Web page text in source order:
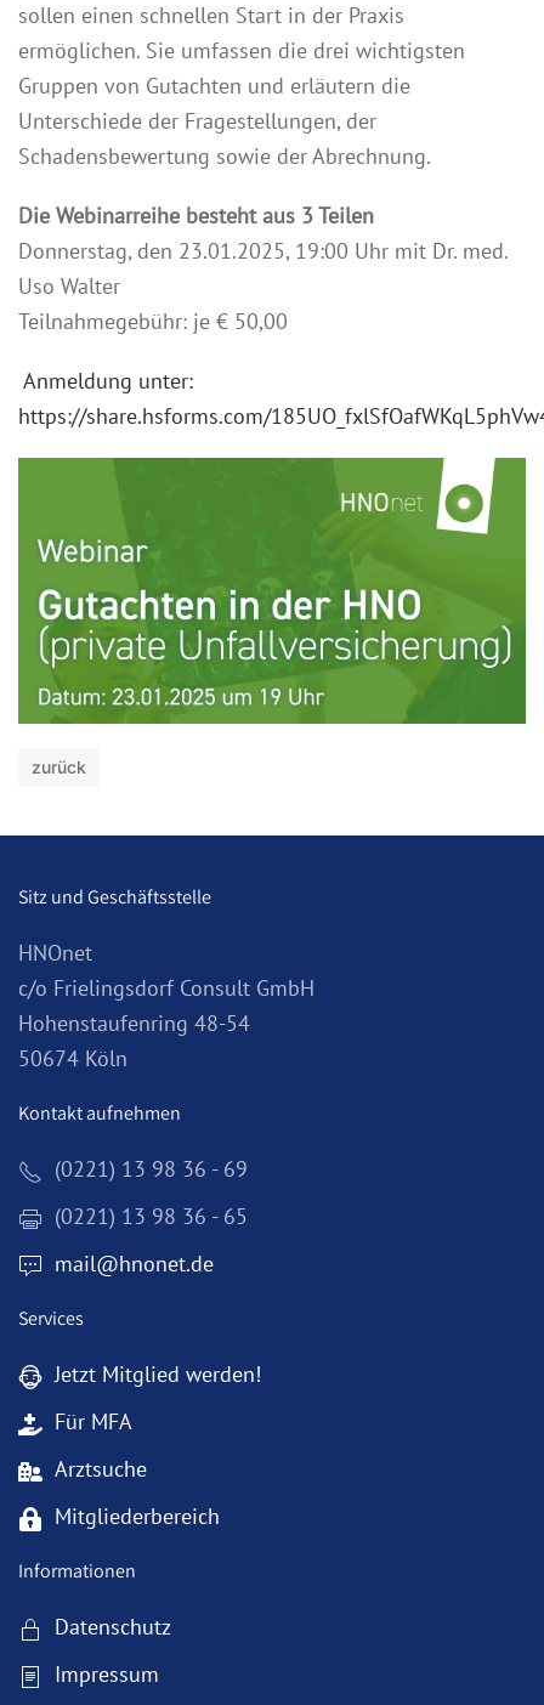
sollen einen schnellen Start in der Praxis
ermöglichen. Sie umfassen die drei wichtigsten
Gruppen von Gutachten und erläutern die
Unterschiede der Fragestellungen, der
Schadensbewertung sowie der Abrechnung.
Die Webinarreihe besteht aus 3 Teilen
Donnerstag, den 23.01.2025, 19:00 Uhr mit Dr. med.
Uso Walter
Teilnahmegebühr: je € 50,00
Anmeldung unter:
https://share.hsforms.com/
zurück
Sitz und Geschäftsstelle
HNOnet
c/o Frielingsdorf Consult GmbH
Hohenstaufenring 48-54
50674 Köln
Kontakt aufnehmen
(0221) 13 98 36 - 69
(0221) 13 98 36 - 65
mail@hnonet.de
Services
Jetzt Mitglied werden!
Für MFA
Arztsuche
Mitgliederbereich
Informationen
Datenschutz
Impressum